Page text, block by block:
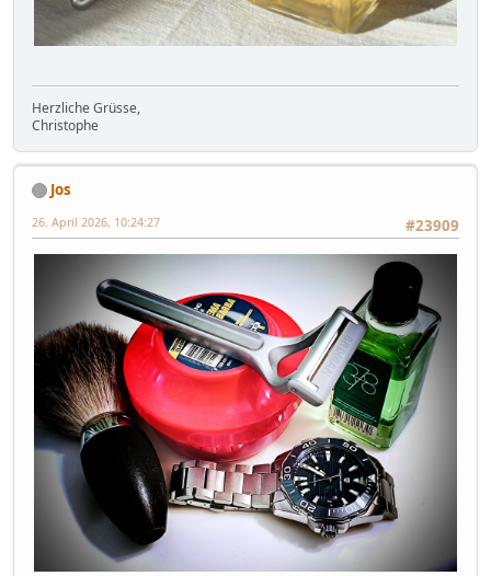
Herzliche Grüsse,
Christophe
Jos
#23909
26. April 2026, 10:24:27